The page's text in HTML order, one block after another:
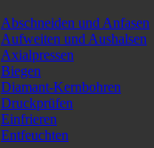
Abschneiden und Anfasen
Aufweiten und Aushalsen
Axialpressen
Biegen
Diamant-Kernbohren
Druckprüfen
Einfrieren
Entfeuchten